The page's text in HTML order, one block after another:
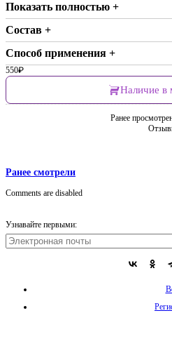
Показать полностью +
Состав +
Способ применения +
550₽
Наличие в
Ранее
Ранее смотрели
Comments are disabled
Узнавайте первыми: